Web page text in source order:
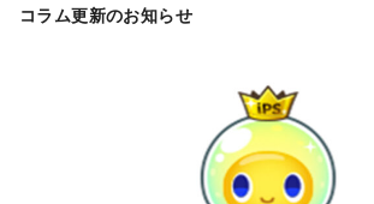
コラム更新のお知らせ